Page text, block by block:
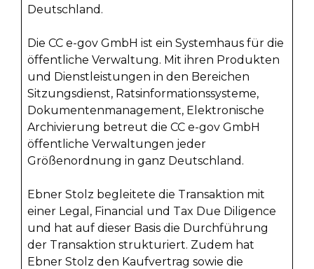
Deutschland.
Die CC e-gov GmbH ist ein Systemhaus für die
öffentliche Verwaltung. Mit ihren Produkten
und Dienstleistungen in den Bereichen
Sitzungsdienst, Ratsinformationssysteme,
Dokumentenmanagement, Elektronische
Archivierung betreut die CC e-gov GmbH
öffentliche Verwaltungen jeder
Größenordnung in ganz Deutschland.
Ebner Stolz begleitete die Transaktion mit
einer Legal, Financial und Tax Due Diligence
und hat auf dieser Basis die Durchführung
der Transaktion strukturiert. Zudem hat
Ebner Stolz den Kaufvertrag sowie die